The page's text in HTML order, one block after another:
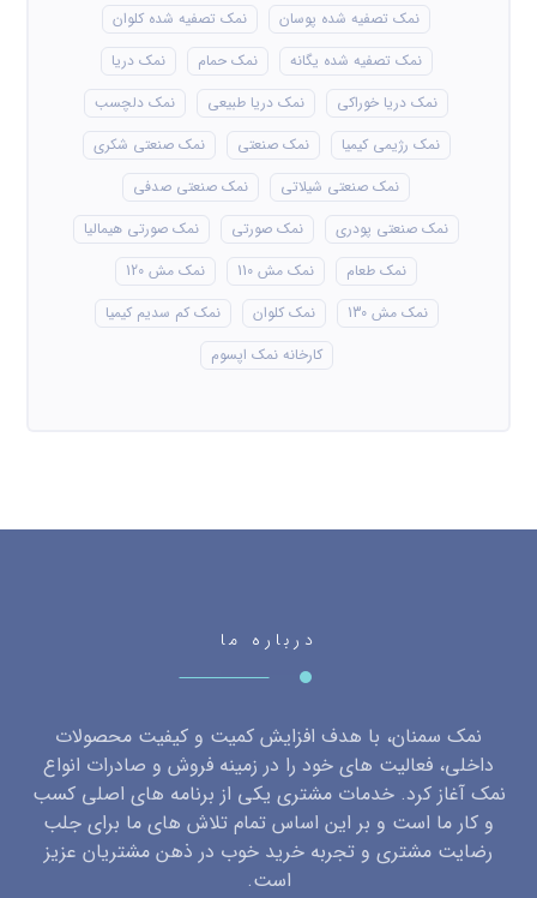
نمک تصفیه شده پوسان
نمک تصفیه شده کلوان
نمک تصفیه شده یگانه
نمک حمام
نمک دریا
نمک دریا خوراکی
نمک دریا طبیعی
نمک دلچسب
نمک رژیمی کیمیا
نمک صنعتی
نمک صنعتی شکری
نمک صنعتی شیلاتی
نمک صنعتی صدفی
نمک صنعتی پودری
نمک صورتی
نمک صورتی هیمالیا
نمک طعام
نمک مش 110
نمک مش 120
نمک مش 130
نمک کلوان
نمک کم سدیم کیمیا
کارخانه نمک اپسوم
درباره ما
نمک سمنان، با هدف افزایش کمیت و کیفیت محصولات
داخلی، فعالیت های خود را در زمینه فروش و صادرات انواع
نمک آغاز کرد. خدمات مشتری یکی از برنامه های اصلی کسب
و کار ما است و بر این اساس تمام تلاش های ما برای جلب
رضایت مشتری و تجربه خرید خوب در ذهن مشتریان عزیز
است.